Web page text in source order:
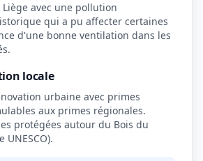
avec une pollution
qui a pu affecter certaines
d'une bonne ventilation dans les
locale
urbaine avec primes
aux primes régionales.
protégées autour du Bois du
UNESCO).